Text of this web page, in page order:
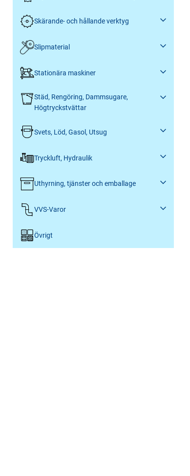
Skärande- och hållande verktyg
Slipmaterial
Stationära maskiner
Städ, Rengöring, Dammsugare,
Högtryckstvättar
Svets, Löd, Gasol, Utsug
Tryckluft, Hydraulik
Uthyrning, tjänster och emballage
VVS-Varor
Övrigt